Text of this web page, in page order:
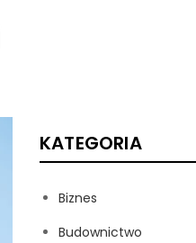
KATEGORIA
Biznes
Budownictwo